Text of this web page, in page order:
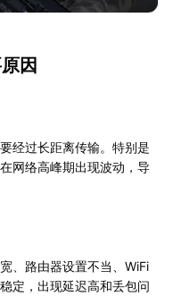
因
经过长距离传输。特别是
网络高峰期出现波动，导
、路由器设置不当、WiFi
定，出现延迟高和丢包问